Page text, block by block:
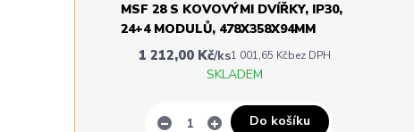
MSF 28 S KOVOVÝMI DVÍŘKY, IP30,
24+4 MODULŮ, 478X358X94MM
1 212,00 Kč/ks1 001,65 Kčbez DPH
SKLADEM
Do košíku